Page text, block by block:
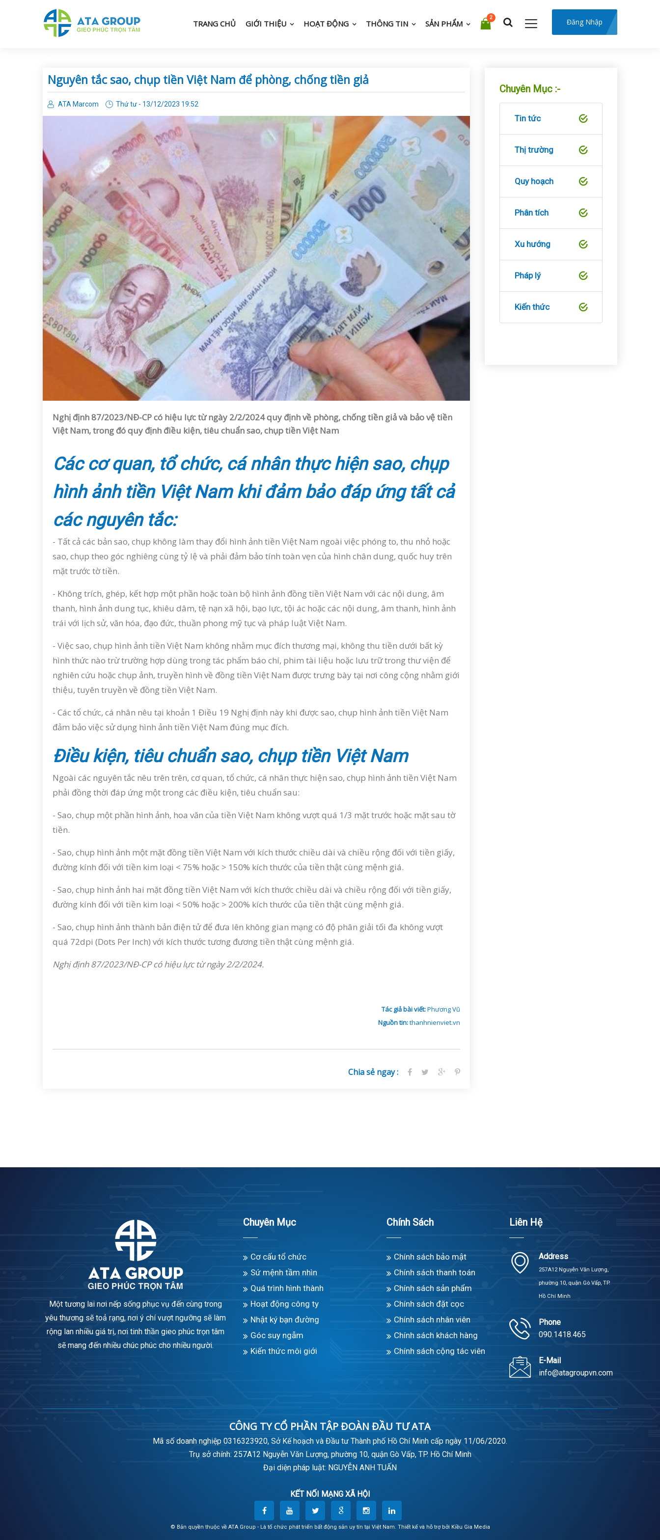
TRANG CHỦ GIỚI THIỆU HOẠT ĐỘNG THÔNG TIN SẢN PHẨM
2 Đăng Nhập
Nguyên tắc sao, chụp tiền Việt Nam để phòng, chống tiền giả
ATA Marcom Thứ tư - 13/12/2023 19:52
Nghị định 87/2023/NĐ-CP có hiệu lực từ ngày 2/2/2024 quy định về phòng, chống tiền giả và bảo vệ tiền
Việt Nam, trong đó quy định điều kiện, tiêu chuẩn sao, chụp tiền Việt Nam
Các cơ quan, tổ chức, cá nhân thực hiện sao, chụp
hình ảnh tiền Việt Nam khi đảm bảo đáp ứng tất cả
các nguyên tắc:
- Tất cả các bản sao, chụp không làm thay đổi hình ảnh tiền Việt Nam ngoài việc phóng to, thu nhỏ hoặc
sao, chụp theo góc nghiêng cùng tỷ lệ và phải đảm bảo tính toàn vẹn của hình chân dung, quốc huy trên
mặt trước tờ tiền.
- Không trích, ghép, kết hợp một phần hoặc toàn bộ hình ảnh đồng tiền Việt Nam với các nội dung, âm
thanh, hình ảnh dung tục, khiêu dâm, tệ nạn xã hội, bạo lực, tội ác hoặc các nội dung, âm thanh, hình ảnh
trái với lịch sử, văn hóa, đạo đức, thuần phong mỹ tục và pháp luật Việt Nam.
- Việc sao, chụp hình ảnh tiền Việt Nam không nhằm mục đích thương mại, không thu tiền dưới bất kỳ
hình thức nào trừ trường hợp dùng trong tác phẩm báo chí, phim tài liệu hoặc lưu trữ trong thư viện để
nghiên cứu hoặc chụp ảnh, truyền hình về đồng tiền Việt Nam được trưng bày tại nơi công cộng nhằm giới
thiệu, tuyên truyền về đồng tiền Việt Nam.
- Các tổ chức, cá nhân nêu tại khoản 1 Điều 19 Nghị định này khi được sao, chụp hình ảnh tiền Việt Nam
đảm bảo việc sử dụng hình ảnh tiền Việt Nam đúng mục đích.
Điều kiện, tiêu chuẩn sao, chụp tiền Việt Nam
Ngoài các nguyên tắc nêu trên trên, cơ quan, tổ chức, cá nhân thực hiện sao, chụp hình ảnh tiền Việt Nam
phải đồng thời đáp ứng một trong các điều kiện, tiêu chuẩn sau:
- Sao, chụp một phần hình ảnh, hoa văn của tiền Việt Nam không vượt quá 1/3 mặt trước hoặc mặt sau tờ
tiền.
- Sao, chụp hình ảnh một mặt đồng tiền Việt Nam với kích thước chiều dài và chiều rộng đối với tiền giấy,
đường kính đối với tiền kim loại < 75% hoặc > 150% kích thước của tiền thật cùng mệnh giá.
- Sao, chụp hình ảnh hai mặt đồng tiền Việt Nam với kích thước chiều dài và chiều rộng đối với tiền giấy,
đường kính đối với tiền kim loại < 50% hoặc > 200% kích thước của tiền thật cùng mệnh giá.
- Sao, chụp hình ảnh thành bản điện tử để đưa lên không gian mạng có độ phân giải tối đa không vượt
quá 72dpi (Dots Per Inch) với kích thước tương đương tiền thật cùng mệnh giá.
Nghị định 87/2023/NĐ-CP có hiệu lực từ ngày 2/2/2024.
Tác giả bài viết:Phương Vũ
Nguồn tin:thanhnienviet.vn
Chia sẻ ngay :
Chuyên Mục :-
Tin tức
Thị trường
Quy hoạch
Phân tích
Xu hướng
Pháp lý
Kiến thức
Một tương lai nơi nếp sống phục vụ đến cùng trong
yêu thương sẽ toả rạng, nơi ý chí vượt ngưỡng sẽ làm
rộng lan nhiều giá trị, nơi tinh thần gieo phúc trọn tâm
sẽ mang đến nhiều chúc phúc cho nhiều người.
Chuyên Mục
Cơ cấu tổ chức
Sứ mệnh tầm nhìn
Quá trình hình thành
Hoạt động công ty
Nhật ký bạn đường
Góc suy ngẫm
Kiến thức môi giới
Chính Sách
Chính sách bảo mật
Chính sách thanh toán
Chính sách sản phẩm
Chính sách đặt cọc
Chính sách nhân viên
Chính sách khách hàng
Chính sách cộng tác viên
Liên Hệ
Address
257A12 Nguyễn Văn Lượng,
phường 10, quận Gò Vấp, TP.
Hồ Chí Minh
Phone
090.1418.465
E-Mail
info@atagroupvn.com
CÔNG TY CỔ PHẦN TẬP ĐOÀN ĐẦU TƯ ATA
Mã số doanh nghiệp 0316323920, Sở Kế hoạch và Đầu tư Thành phố Hồ Chí Minh cấp ngày 11/06/2020.
Trụ sở chính: 257A12 Nguyễn Văn Lượng, phường 10, quận Gò Vấp, TP. Hồ Chí Minh
Đại diện pháp luật: NGUYỄN ANH TUẤN
KẾT NỐI MẠNG XÃ HỘI
© Bản quyền thuộc về ATA Group - Là tổ chức phát triển bất động sản uy tín tại Việt Nam. Thiết kế và hỗ trợ bởi Kiều Gia Media